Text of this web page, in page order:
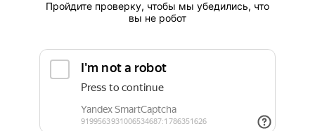
Пройдите проверку, чтобы мы убедились, что
вы не робот